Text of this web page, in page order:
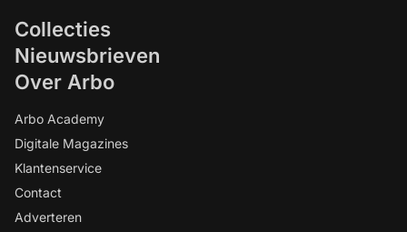
Collecties
Nieuwsbrieven
Over Arbo
Arbo Academy
Digitale Magazines
Klantenservice
Contact
Adverteren